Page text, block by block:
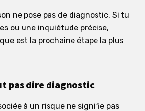
ne pose pas de diagnostic. Si tu
ou une inquiétude précise,
est la prochaine étape la plus
pas dire diagnostic
à un risque ne signifie pas